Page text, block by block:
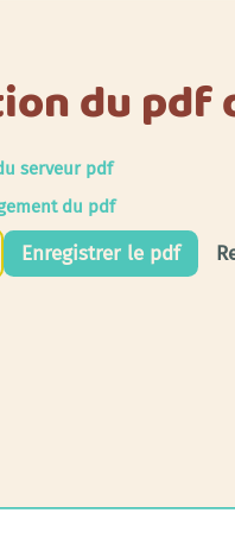
du pdf
serveur pdf
du pdf
Enregistrer le pdf